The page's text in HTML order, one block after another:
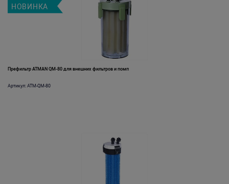
Префильтр ATMAN QM-80 для внешних фильтров и помп
Артикул: ATM-QM-80
НОВИНКА